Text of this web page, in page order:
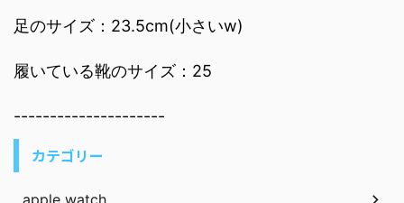
足のサイズ：23.5cm(小さいw)
履いている靴のサイズ：25
---------------------
カテゴリー
apple watch